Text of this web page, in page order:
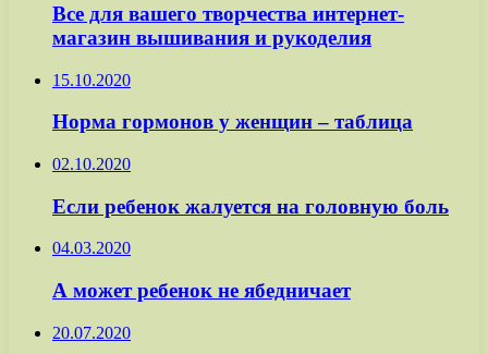
Все для вашего творчества интернет-
магазин вышивания и рукоделия
15.10.2020
Норма гормонов у женщин – таблица
02.10.2020
Если ребенок жалуется на головную боль
04.03.2020
А может ребенок не ябедничает
20.07.2020